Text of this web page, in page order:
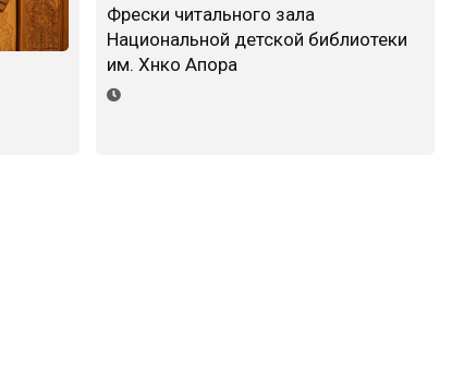
Фрески читального зала
Национальной детской библиотеки
им. Хнко Апора